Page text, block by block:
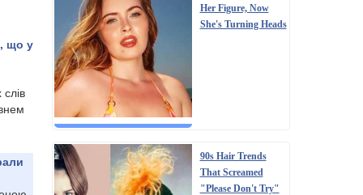
що у
Her Figure, Now
She's Turning Heads
90s Hair Trends
That Screamed
"Please Don't Try"